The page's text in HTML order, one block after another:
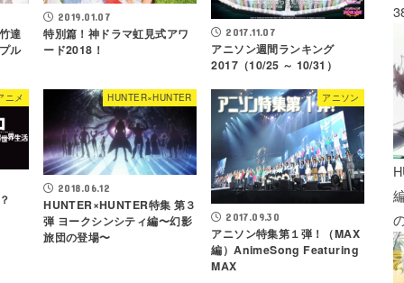
達
ル
2019.01.07
特別篇！神ドラマ虹見式アワ
ード2018！
2017.11.07
アニソン週間ランキング
2017（10/25 ～ 10/31）
ニメ HUNTER×HUNTER
2018.06.12
HUNTER×HUNTER特集 第３
弾 ヨークシンシティ編〜幻影
旅団の登場〜
アニソン
2017.09.30
アニソン特集第１弾！（MAX
編）AnimeSong Featuring
MAX